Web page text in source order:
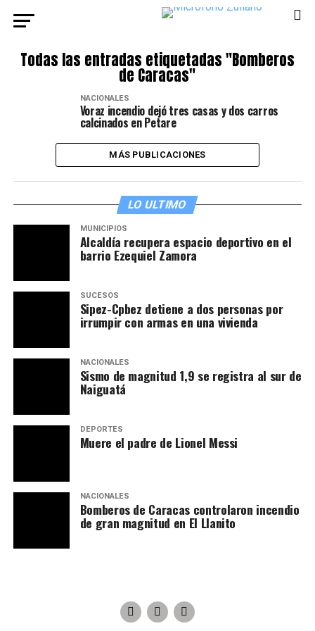
Todas las entradas etiquetadas "Bomberos
de Caracas"
NACIONALES
Voraz incendio dejó tres casas y dos carros
calcinados en Petare
MÁS PUBLICACIONES
LO ULTIMO
MUNICIPIOS
Alcaldía recupera espacio deportivo en el
barrio Ezequiel Zamora
SUCESOS
Sipez-Cpbez detiene a dos personas por
irrumpir con armas en una vivienda
NACIONALES
Sismo de magnitud 1,9 se registra al sur de
Naiguatá
DEPORTES
Muere el padre de Lionel Messi
NACIONALES
Bomberos de Caracas controlaron incendio
de gran magnitud en El Llanito